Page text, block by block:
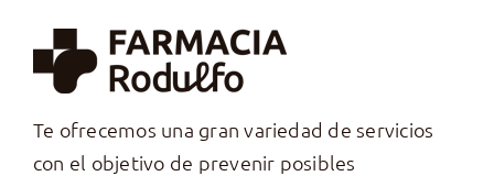
Te ofrecemos una gran variedad de servicios
con el objetivo de prevenir posibles